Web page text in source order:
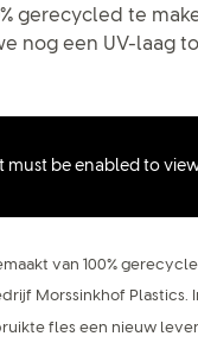
gerecycled te
nog een UV-laag
must be enabled to
van 100%
Morssinkhof Plastics.
fles een nieuw